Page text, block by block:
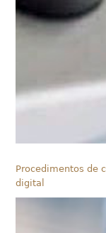
Procedimentos de
digital